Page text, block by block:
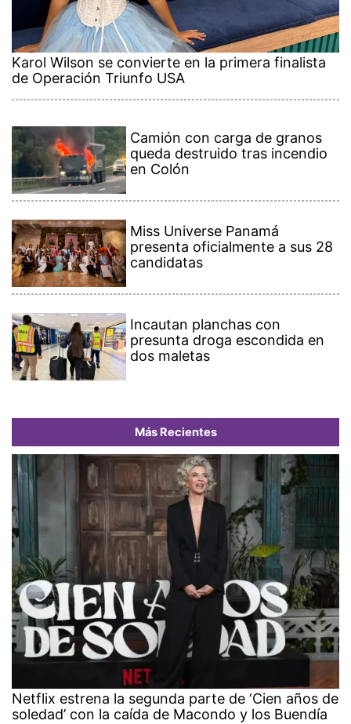
Karol Wilson se convierte en la primera finalista
de Operación Triunfo USA
Camión con carga de granos
queda destruido tras incendio
en Colón
Miss Universe Panamá
presenta oficialmente a sus 28
candidatas
Incautan planchas con
presunta droga escondida en
dos maletas
Más Recientes
Netflix estrena la segunda parte de ‘Cien años de
soledad’ con la caída de Macondo y los Buendía